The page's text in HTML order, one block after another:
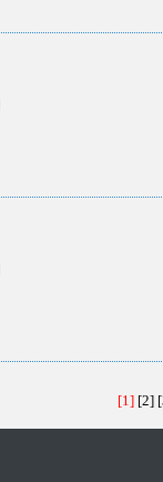
[1] [2]